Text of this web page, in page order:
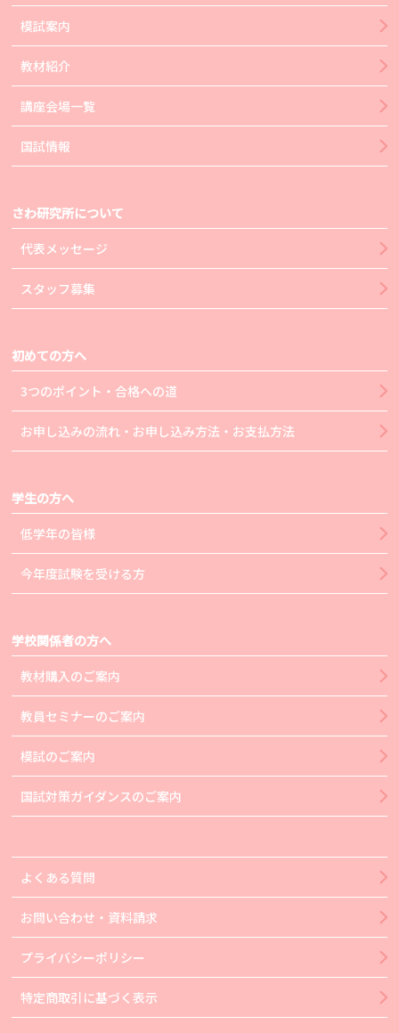
模試案内
教材紹介
講座会場一覧
国試情報
さわ研究所について
代表メッセージ
スタッフ募集
初めての方へ
3つのポイント・合格への道
お申し込みの流れ・お申し込み方法・お支払方法
学生の方へ
低学年の皆様
今年度試験を受ける方
学校関係者の方へ
教材購入のご案内
教員セミナーのご案内
模試のご案内
国試対策ガイダンスのご案内
よくある質問
お問い合わせ・資料請求
プライバシーポリシー
特定商取引に基づく表示